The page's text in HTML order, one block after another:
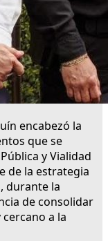
encabezó la
que se
y Vialidad
de la estrategia
durante la
de consolidar
a la